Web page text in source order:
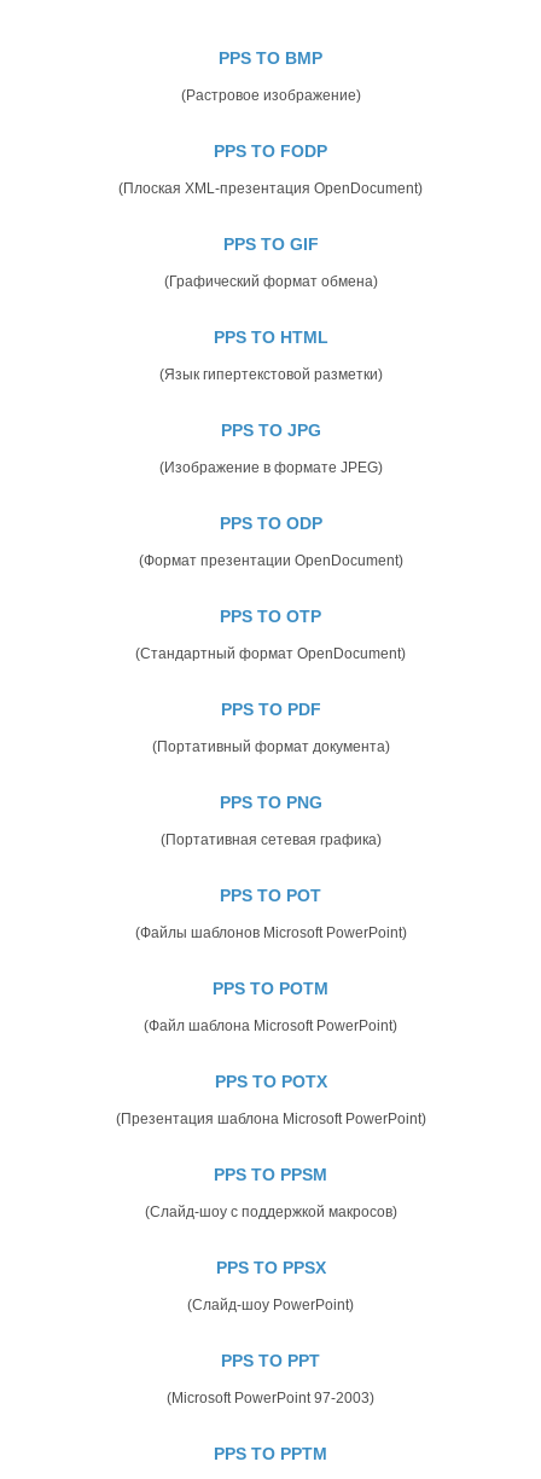
PPS TO BMP
(Растровое изображение)
PPS TO FODP
(Плоская XML-презентация OpenDocument)
PPS TO GIF
(Графический формат обмена)
PPS TO HTML
(Язык гипертекстовой разметки)
PPS TO JPG
(Изображение в формате JPEG)
PPS TO ODP
(Формат презентации OpenDocument)
PPS TO OTP
(Стандартный формат OpenDocument)
PPS TO PDF
(Портативный формат документа)
PPS TO PNG
(Портативная сетевая графика)
PPS TO POT
(Файлы шаблонов Microsoft PowerPoint)
PPS TO POTM
(Файл шаблона Microsoft PowerPoint)
PPS TO POTX
(Презентация шаблона Microsoft PowerPoint)
PPS TO PPSM
(Слайд-шоу с поддержкой макросов)
PPS TO PPSX
(Слайд-шоу PowerPoint)
PPS TO PPT
(Microsoft PowerPoint 97-2003)
PPS TO PPTM